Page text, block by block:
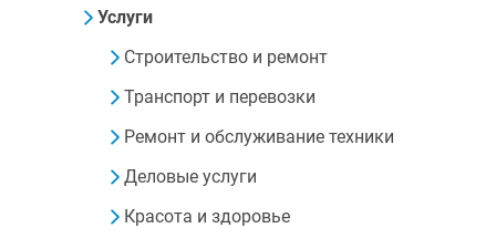
Услуги
Строительство и ремонт
Транспорт и перевозки
Ремонт и обслуживание техники
Деловые услуги
Красота и здоровье